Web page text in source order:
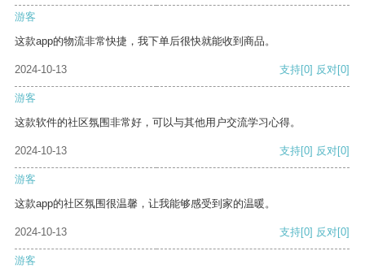
游客
这款app的物流非常快捷，我下单后很快就能收到商品。
2024-10-13 支持[0] 反对[0]
游客
这款软件的社区氛围非常好，可以与其他用户交流学习心得。
2024-10-13 支持[0] 反对[0]
游客
这款app的社区氛围很温馨，让我能够感受到家的温暖。
2024-10-13 支持[0] 反对[0]
游客